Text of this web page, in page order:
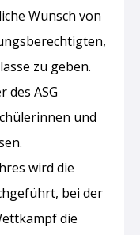
Wunsch von
zu geben.
des ASG
und
wird die
bei der
die